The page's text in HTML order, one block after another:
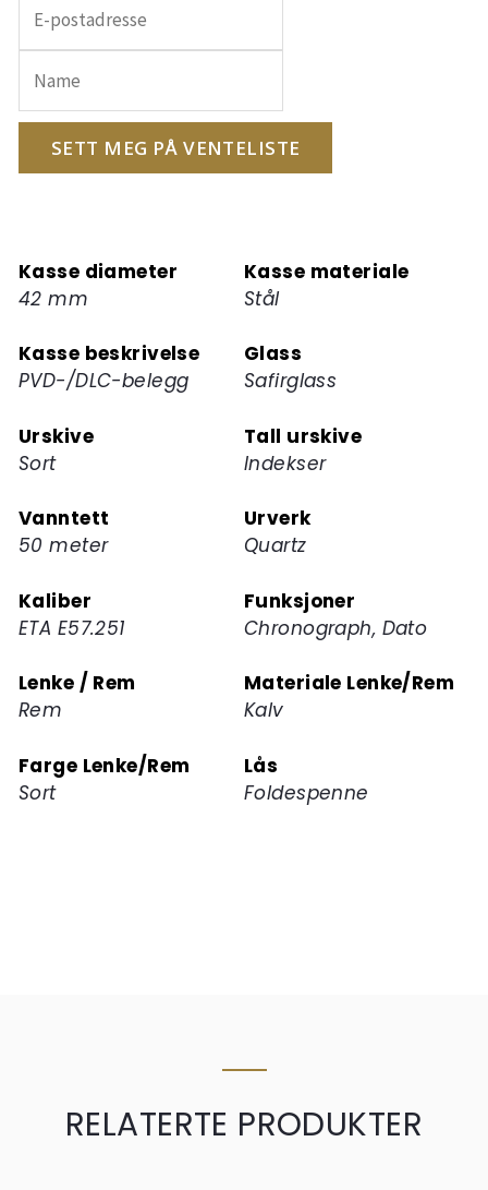
inn
e-
postadressen
din
ventelisten
for
produktet
SETT MEG PÅ VENTELISTE
Kasse diameter
42 mm
Kasse materiale
Stål
Kasse beskrivelse
PVD-/DLC-belegg
Glass
Safirglass
Urskive
Sort
Tall urskive
Indekser
Vanntett
50 meter
Urverk
Quartz
Kaliber
ETA E57.251
Funksjoner
Chronograph, Dato
Lenke / Rem
Rem
Materiale Lenke/Rem
Kalv
Farge Lenke/Rem
Sort
Lås
Foldespenne
RELATERTE PRODUKTER